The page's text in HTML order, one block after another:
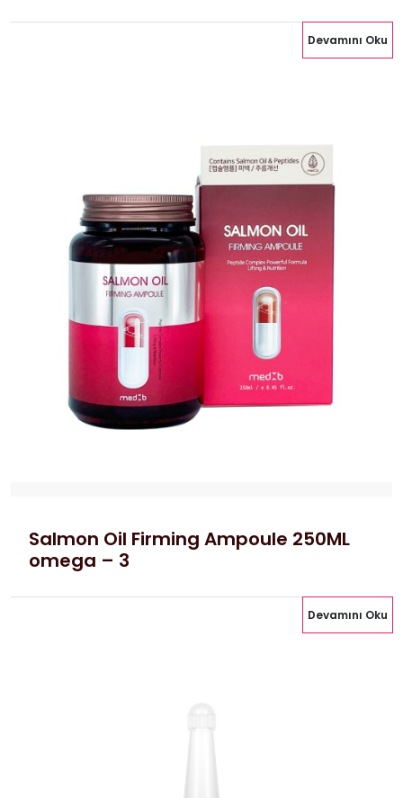
Devamını Oku
Salmon Oil Firming Ampoule 250ML
omega – 3
Devamını Oku